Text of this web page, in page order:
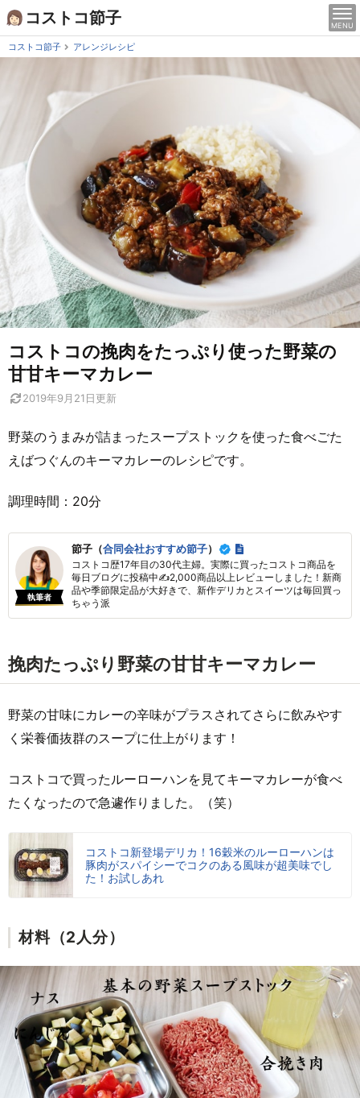
Skip
to
content
コストコ節子 MENU
コストコ節子 アレンジレシピ
コストコの挽肉をたっぷり使った野菜の
甘甘キーマカレー
2019年9月21日更新
野菜のうまみが詰まったスープストックを使った食べごた
えばつぐんのキーマカレーのレシピです。
調理時間：20分
執筆者
節子（合同会社おすすめ節子）
コストコ歴17年目の30代主婦。実際に買ったコストコ商品を
毎日ブログに投稿中✍2,000商品以上レビューしました！新商
品や季節限定品が大好きで、新作デリカとスイーツは毎回買っ
ちゃう派
挽肉たっぷり野菜の甘甘キーマカレー
野菜の甘味にカレーの辛味がプラスされてさらに飲みやす
く栄養価抜群のスープに仕上がります！
コストコで買ったルーローハンを見てキーマカレーが食べ
たくなったので急遽作りました。（笑）
コストコ新登場デリカ！16穀米のルーローハンは
豚肉がスパイシーでコクのある風味が超美味でし
た！お試しあれ
材料（2人分）